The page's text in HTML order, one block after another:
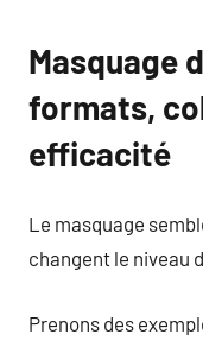
Masquage
formats,
efficacité
Le masquage
changent le niveau
Prenons des